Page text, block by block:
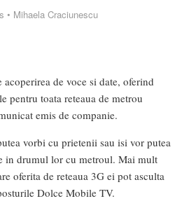
• Mihaela Craciunescu
de voce si date, oferind
pentru toata reteaua de metrou
emis de companie.
vorbi cu prietenii sau isi vor putea
in drumul lor cu metroul. Mai mult
oferita de reteaua 3G ei pot asculta
Dolce Mobile TV.